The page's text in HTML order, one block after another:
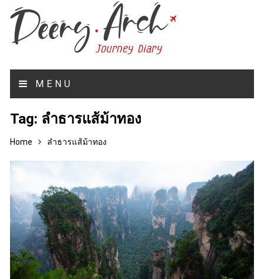
MENU
Tag: ลำธารแส้ม้าทอง
Home ลำธารแส้ม้าทอง